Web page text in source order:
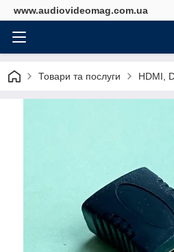
www.audiovideomag.com.ua
Товари та послуги HDMI,